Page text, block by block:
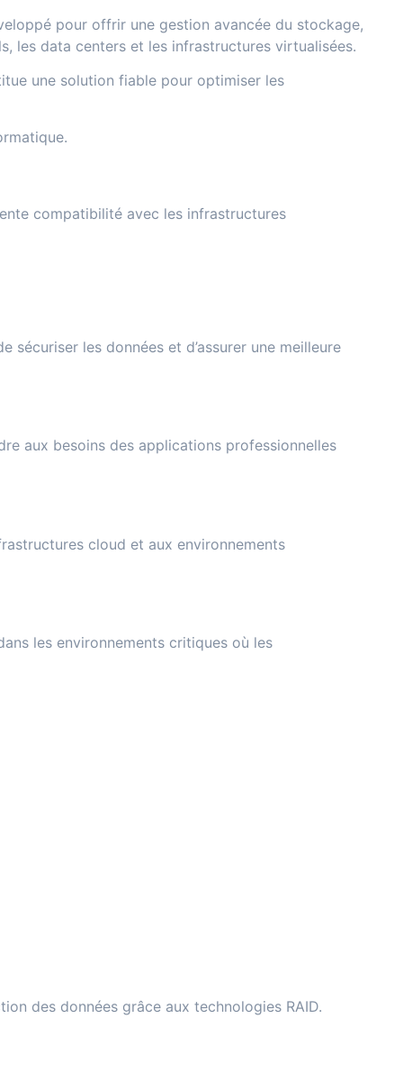
pour offrir une gestion avancée du stockage,
les data centers et les infrastructures virtualisées.
une solution fiable pour optimiser les
compatibilité avec les infrastructures
sécuriser les données et d’assurer une meilleure
aux besoins des applications professionnelles
cloud et aux environnements
les environnements critiques où les
des données grâce aux technologies RAID.